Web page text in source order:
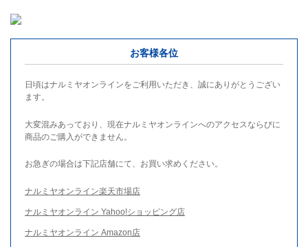
お客様各位
日頃はナルミヤオンラインをご利用いただき、誠にありがとうござい
ます。
大変混みあっており、現在ナルミヤオンラインへのアクセスならびに
商品のご購入ができません。
お急ぎの場合は下記店舗にて、お買い求めください。
ナルミヤオンライン楽天市場店
ナルミヤオンライン Yahoo!ショッピング店
ナルミヤオンライン Amazon店